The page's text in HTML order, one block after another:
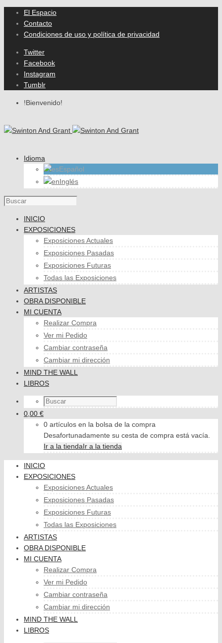
El Espacio
Contacto
Condiciones de uso y política de privacidad
Twitter
Facebook
Instagram
Tumblr
!Bienvenido!
Idioma
Español
Inglés
INICIO
EXPOSICIONES
Exposiciones Actuales
Exposiciones Pasadas
Exposiciones Futuras
Todas las Exposiciones
ARTISTAS
OBRA DISPONIBLE
MI CUENTA
Realizar Compra
Ver mi Pedido
Cambiar contraseña
Cambiar mi dirección
MIND THE WALL
LIBROS
0,00 €
0 artículos en la bolsa de la compra
Desafortunadamente su cesta de compra está vacía.
Ir a la tiendaIr a la tienda
INICIO
EXPOSICIONES
Exposiciones Actuales
Exposiciones Pasadas
Exposiciones Futuras
Todas las Exposiciones
ARTISTAS
OBRA DISPONIBLE
MI CUENTA
Realizar Compra
Ver mi Pedido
Cambiar contraseña
Cambiar mi dirección
MIND THE WALL
LIBROS